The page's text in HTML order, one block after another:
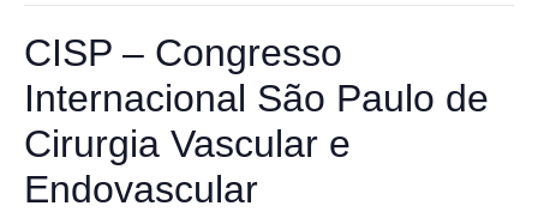
CISP – Congresso
Internacional São Paulo de
Cirurgia Vascular e
Endovascular